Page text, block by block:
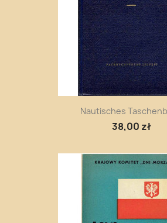
Nautisches
38,00 zł